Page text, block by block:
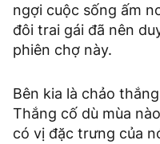
ngợi cuộc sống ấm
đôi trai gái đã nên
phiên chợ này.
Bên kia là chảo
Thắng cố dù mùa
có vị đặc trưng của